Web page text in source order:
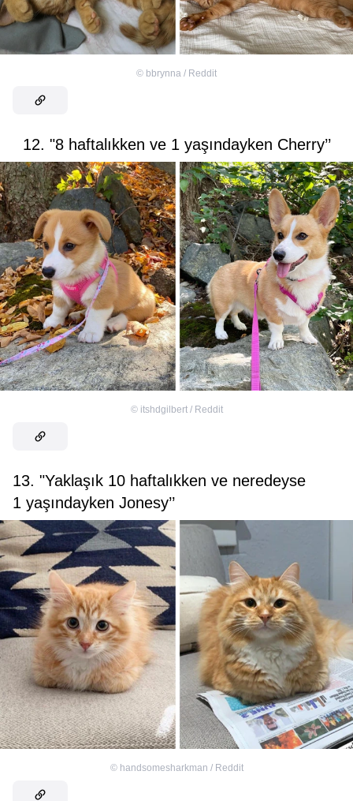
© bbrynna / Reddit
12. "8 haftalıkken ve 1 yaşındayken Cherry’’
© itshdgilbert / Reddit
13. "Yaklaşık 10 haftalıkken ve neredeyse
1 yaşındayken Jonesy’’
© handsomesharkman / Reddit